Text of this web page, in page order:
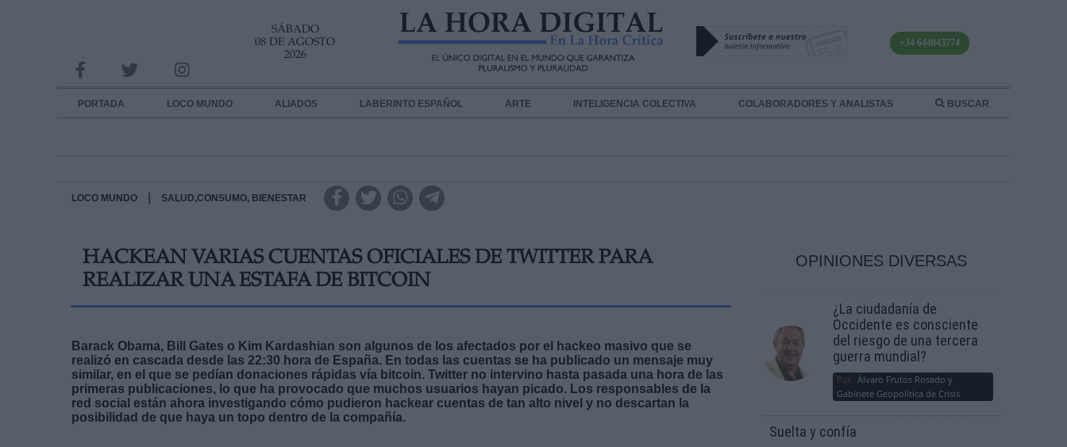
SÁBADO
08 DE AGOSTO
2026
+34 644043774
PORTADA LOCO MUNDO ALIADOS LABERINTO ESPAÑOL ARTE INTELIGENCIA COLECTIVA COLABORADORES Y ANALISTAS BUSCAR
LOCO MUNDO SALUD,CONSUMO, BIENESTAR
HACKEAN VARIAS CUENTAS OFICIALES DE TWITTER PARA
REALIZAR UNA ESTAFA DE BITCOIN
Barack Obama, Bill Gates o Kim Kardashian son algunos de los afectados por el hackeo masivo que se
realizó en cascada desde las 22:30 hora de España. En todas las cuentas se ha publicado un mensaje muy
similar, en el que se pedían donaciones rápidas vía bitcoin. Twitter no intervino hasta pasada una hora de las
primeras publicaciones, lo que ha provocado que muchos usuarios hayan picado. Los responsables de la
red social están ahora investigando cómo pudieron hackear cuentas de tan alto nivel y no descartan la
posibilidad de que haya un topo dentro de la compañía.
OPINIONES DIVERSAS
¿La ciudadanía de
Occidente es consciente
del riesgo de una tercera
guerra mundial?
Por Álvaro Frutos Rosado y
Gabinete Geopolítica de Crisis
Suelta y confía
INFORMACION SOBRE LA PROTECCIÓN DE TUS DATOS
Responsable:
Destinatarios:
link
Información adicional
link